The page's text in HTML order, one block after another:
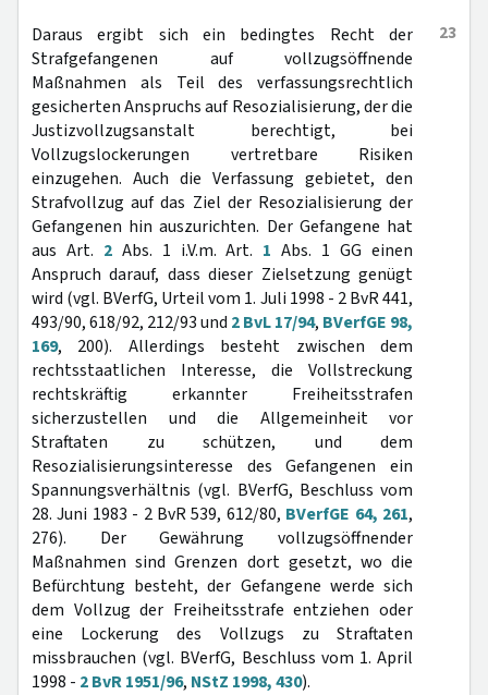
23
Daraus ergibt sich ein bedingtes Recht der
Strafgefangenen auf vollzugsöffnende
Maßnahmen als Teil des verfassungsrechtlich
gesicherten Anspruchs auf Resozialisierung, der die
Justizvollzugsanstalt berechtigt, bei
Vollzugslockerungen vertretbare Risiken
einzugehen. Auch die Verfassung gebietet, den
Strafvollzug auf das Ziel der Resozialisierung der
Gefangenen hin auszurichten. Der Gefangene hat
aus Art. 2Abs. 1 i.V.m. Art. 1 Abs. 1 GG einen
Anspruch darauf, dass dieser Zielsetzung genügt
wird (vgl. BVerfG, Urteil vom 1. Juli 1998 - 2 BvR 441,
493/90, 618/92, 212/93 und 2 BvL 17/94, BVerfGE 98,
169, 200). Allerdings besteht zwischen dem
rechtsstaatlichen Interesse, die Vollstreckung
rechtskräftig erkannter Freiheitsstrafen
sicherzustellen und die Allgemeinheit vor
Straftaten zu schützen, und dem
Resozialisierungsinteresse des Gefangenen ein
Spannungsverhältnis (vgl. BVerfG, Beschluss vom
28. Juni 1983 - 2 BvR 539, 612/80, BVerfGE 64, 261,
276). Der Gewährung vollzugsöffnender
Maßnahmen sind Grenzen dort gesetzt, wo die
Befürchtung besteht, der Gefangene werde sich
dem Vollzug der Freiheitsstrafe entziehen oder
eine Lockerung des Vollzugs zu Straftaten
missbrauchen (vgl. BVerfG, Beschluss vom 1. April
1998 - 2 BvR 1951/96, NStZ 1998, 430).